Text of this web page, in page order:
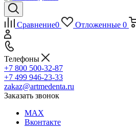
Сравнение0 Отложенные 0
Телефоны
+7 800 500-32-87
+7 499 946-23-33
zakaz@artmedenta.ru
Заказать звонок
MAX
Вконтакте